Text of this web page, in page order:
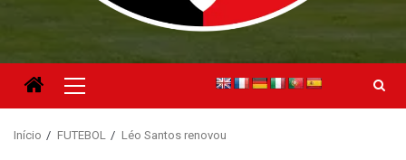
Menu
principal
Início FUTEBOL Léo Santos renovou